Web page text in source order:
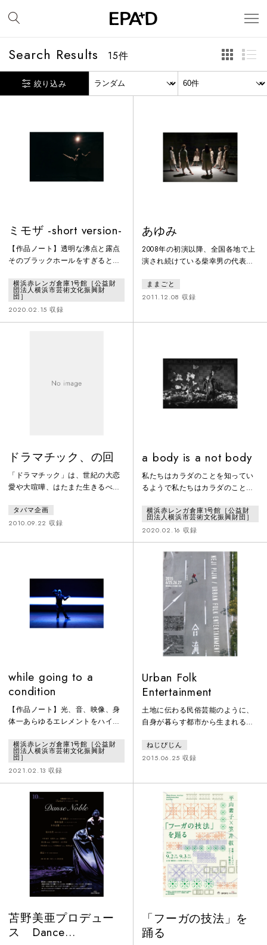
Search Results 15件
絞り込み
ミモザ -short version-
【作品ノート】透明な沸点と露点
そのブラックホールをすぎるとあ
いるはざまに耳を澄まし光の波紋
をうつす瞳うねりつづける細胞の
ひとつひとつをミモザの花にした
ら少しはこの世を灯せるだろうか
横浜赤レンガ倉庫1号館［公益財
団法人横浜市芸術文化振興財
団］
2020.02.15 収録
あゆみ
2008年の初演以降、全国各地で上
演され続けている柴幸男の代表作
ことから浮かび上がる一人の女性
の「はじめの一歩」から「さいご
れ代わりながら歩き続け演じてい
ままごと
2011.12.08 収録
ドラマチック、の回
「ドラマチック」は、世紀の大恋
愛や大喧嘩、はたまた生きるべき
く、継続する時の流れの間にある
ほんの小さな変化でいいと私は思
ラに。ほんの小さな変化が熱い熱
量を生み出すことを信じて。
タバマ企画
2010.09.22 収録
a body is a not body
私たちはカラダのことを知ってい
るようで私たちはカラダのことを
る私私の中にあるあなた私はまだ
私を見たことがないあなたを通し
て私を見る私を通してあなたは見
わり続け凹凸私たちの最後の破片
を探す旅は続く私たちのカラダは
まだ不完全だから身体を所有した
時から私たちの旅は始まった
横浜赤レンガ倉庫1号館［公益財
団法人横浜市芸術文化振興財団］
2020.02.16 収録
while going to a
condition
【作品ノート】光、音、映像、身
体一あらゆるエレメントをハイブ
エネルギー状態にある絵」を舞台
上に現前 化させる梅田宏明の創作
哲学は、実質的な処女作である本
作 で早くも確立されている。写真
芸術からダンスに転身した梅田 の
なかには、「ダンスをグラフィッ
クアートとして平面的に見せ た
い」というビジョンが当初からあ
り、その構想を反映するか のよう
にここでは、速度感を持って明滅
横浜赤レンガ倉庫1号館［公益財
団法人横浜市芸術文化振興財
団］
2021.02.13 収録
Urban Folk
Entertainment
土地に伝わる民俗芸能のように、
自身が暮らす都市から生まれる芸
リーズ作品第一弾。
ねじぴじん
2015.06.25 収録
苫野美亜プロデュー
ス Dance
「フーガの技法」を
踊る